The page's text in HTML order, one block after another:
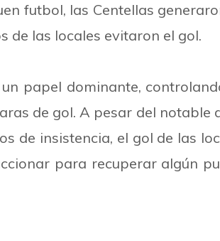
futbol, las Centellas
de las locales evitaron el gol.
papel dominante,
de gol. A pesar del
de insistencia, el gol de las
para recuperar algún